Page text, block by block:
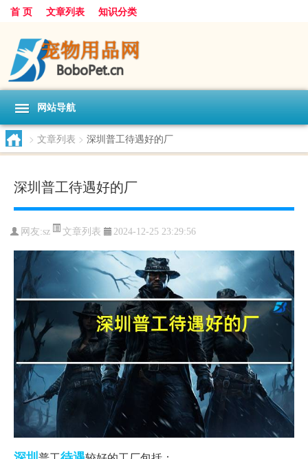
首 页 文章列表 知识分类
网站导航
> 文章列表 > 深圳普工待遇好的厂
深圳普工待遇好的厂
网友:sz 文章列表 2024-12-25 23:29:56